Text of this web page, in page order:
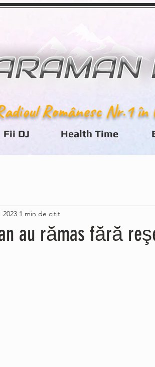
Românesc Nr.1 în
Fii DJ Health Time
au rămas fără
2023 1 min de citit